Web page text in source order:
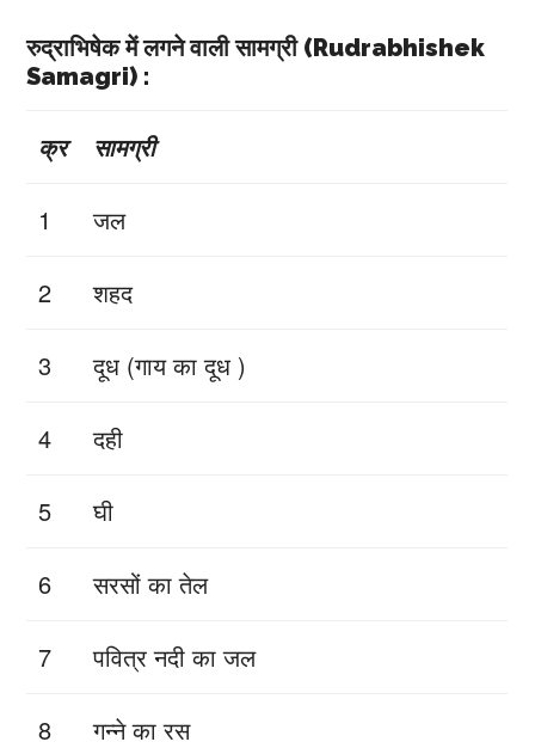
रुद्राभिषेक में लगने वाली सामग्री (Rudrabhishek
Samagri) :
क्र सामग्री
1 जल
2 शहद
3 दूध (गाय का दूध )
4 दही
5 घी
6 सरसों का तेल
7 पवित्र नदी का जल
8 गन्ने का रस